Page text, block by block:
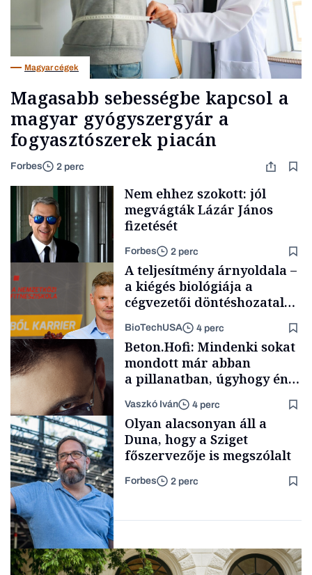
Magyar cégek
Magasabb sebességbe kapcsol a
magyar gyógyszergyár a
fogyasztószerek piacán
Forbes 2 perc
Politika
Nem ehhez szokott: jól
megvágták Lázár János
fizetését
Forbes 2 perc
Content Lab HUB
A teljesítmény árnyoldala –
a kiégés biológiája a
cégvezetői döntéshozatal
BioTechUSA 4 perc
Forbes-sztori
Beton.Hofi: Mindenki sokat
mondott már abban
a pillanatban, úgyhogy én
a legsarkosabb
gondolataimat akartam
kimondani
Vaszkó Iván 4 perc
Társadalom
Olyan alacsonyan áll a
Duna, hogy a Sziget
főszervezője is megszólalt
Forbes 2 perc